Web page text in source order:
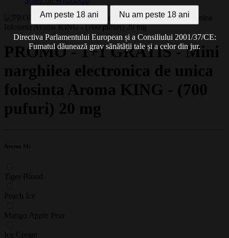
PROMO - 1+1 GRATIS - Mini
narghilea electronica de unica
folosinta Aroma KING - (700
pufuri) 20 mg
Aroma #1:
Tiger Blood
Peach Ice
Mango Apple Pear
Ice Cream
Am peste 18 ani Nu am peste 18 ani
Directiva Parlamentului European și a Consiliului 2001/37/CE:
Fumatul dăunează grav sănătății tale și a celor din jur.